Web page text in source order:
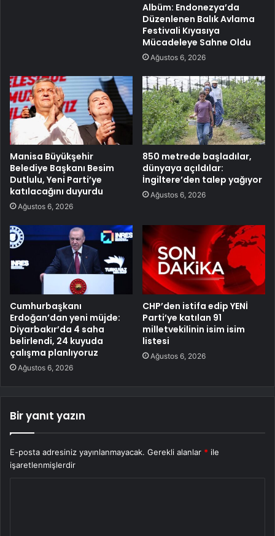
Albüm: Endonezya’da
Düzenlenen Balık Avlama
Festivali Kıyasıya
Mücadeleye Sahne Oldu
Ağustos 6, 2026
Manisa Büyükşehir
Belediye Başkanı Besim
Dutlulu, Yeni Parti’ye
katılacağını duyurdu
Ağustos 6, 2026
850 metrede başladılar,
dünyaya açıldılar:
İngiltere’den talep yağıyor
Ağustos 6, 2026
Cumhurbaşkanı
Erdoğan’dan yeni müjde:
Diyarbakır’da 4 saha
belirlendi, 24 kuyuda
çalışma planlıyoruz
Ağustos 6, 2026
CHP’den istifa edip YENİ
Parti’ye katılan 91
milletvekilinin isim isim
listesi
Ağustos 6, 2026
Bir yanıt yazın
E-posta adresiniz yayınlanmayacak. Gerekli alanlar * ile
işaretlenmişlerdir